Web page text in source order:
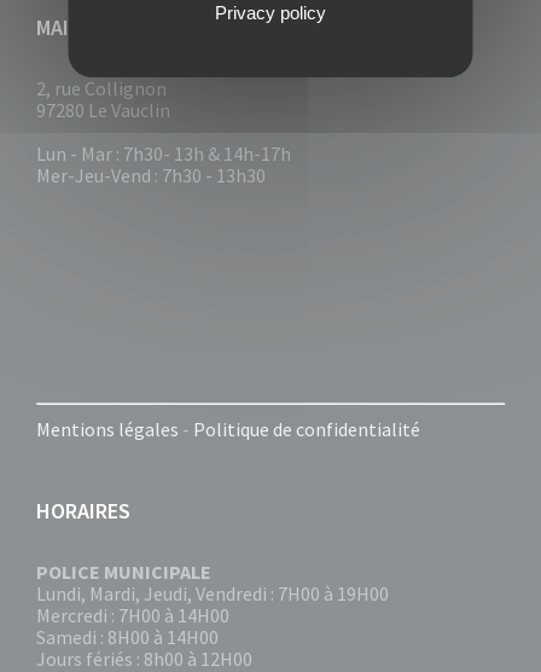
MAIRIE DU VAUCLIN
2, rue Collignon
97280 Le Vauclin
Lun - Mar : 7h30- 13h & 14h-17h
Mer-Jeu-Vend : 7h30 - 13h30
Mentions légales - Politique de confidentialité
HORAIRES
POLICE MUNICIPALE
Lundi, Mardi, Jeudi, Vendredi : 7H00 à 19H00
Mercredi : 7H00 à 14H00
Samedi : 8H00 à 14H00
Jours fériés : 8h00 à 12H00
Privacy policy